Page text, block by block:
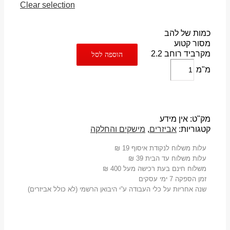
Clear selection
כמות של להב
מסור קטוע
מקרביד רוחב 2.2
מ"מ
הוספה לסל
מק"ט: אין מידע
קטגוריות: אביזרים, מישקים והחלקה
עלות משלוח לנקודת איסוף 19 ₪
עלות משלוח עד הבית 39 ₪
משלוח חינם בעת רכישה מעל 400 ₪
זמן הספקה 7 ימי עסקים
שנה אחריות על כלי העבודה ע”י היבואן הרשמי (לא כולל אביזרים)